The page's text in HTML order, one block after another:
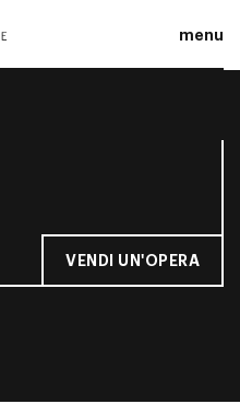
menu
VENDI UN'OPERA